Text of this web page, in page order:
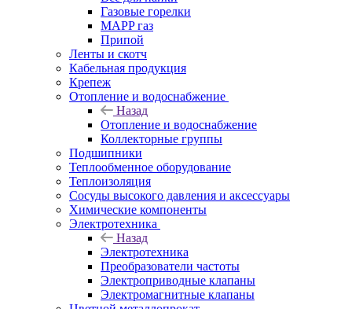
Газовые горелки
MAPP газ
Припой
Ленты и скотч
Кабельная продукция
Крепеж
Отопление и водоснабжение
Назад
Отопление и водоснабжение
Коллекторные группы
Подшипники
Теплообменное оборудование
Теплоизоляция
Сосуды высокого давления и аксессуары
Химические компоненты
Электротехника
Назад
Электротехника
Преобразователи частоты
Электроприводные клапаны
Электромагнитные клапаны